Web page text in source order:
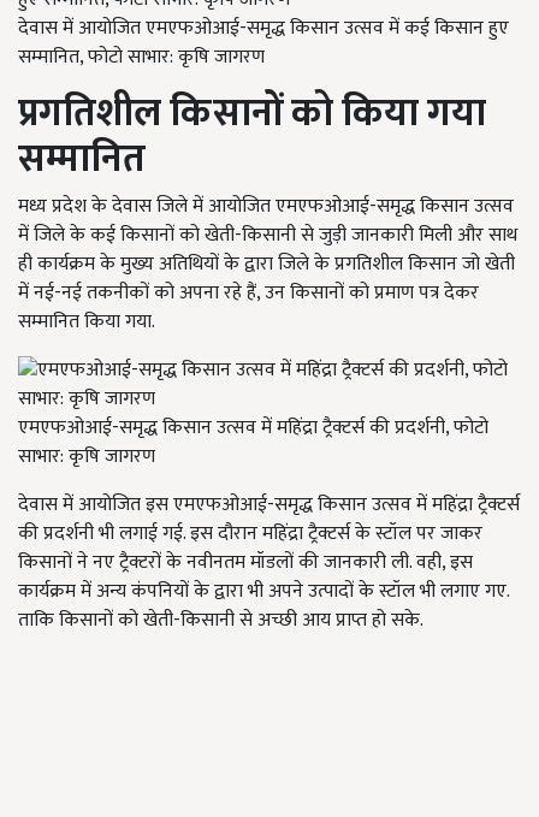
देवास में आयोजित एमएफओआई-समृद्ध किसान उत्सव में कई किसान हुए
सम्मानित, फोटो साभार: कृषि जागरण
प्रगतिशील किसानों को किया गया
सम्मानित
मध्य प्रदेश के देवास जिले में आयोजित एमएफओआई-समृद्ध किसान उत्सव
में जिले के कई किसानों को खेती-किसानी से जुड़ी जानकारी मिली और साथ
ही कार्यक्रम के मुख्य अतिथियों के द्वारा जिले के प्रगतिशील किसान जो खेती
में नई-नई तकनीकों को अपना रहे हैं, उन किसानों को प्रमाण पत्र देकर
सम्मानित किया गया.
एमएफओआई-समृद्ध किसान उत्सव में महिंद्रा ट्रैक्टर्स की प्रदर्शनी, फोटो
साभार: कृषि जागरण
देवास में आयोजित इस एमएफओआई-समृद्ध किसान उत्सव में महिंद्रा ट्रैक्टर्स
की प्रदर्शनी भी लगाई गई. इस दौरान महिंद्रा ट्रैक्टर्स के स्टॉल पर जाकर
किसानों ने नए ट्रैक्टरों के नवीनतम मॉडलों की जानकारी ली. वही, इस
कार्यक्रम में अन्य कंपनियों के द्वारा भी अपने उत्पादों के स्टॉल भी लगाए गए.
ताकि किसानों को खेती-किसानी से अच्छी आय प्राप्त हो सके.